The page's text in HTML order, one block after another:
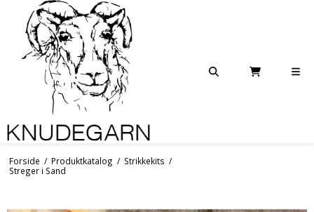
Forside / Produktkatalog / Strikkekits /
Streger i Sand